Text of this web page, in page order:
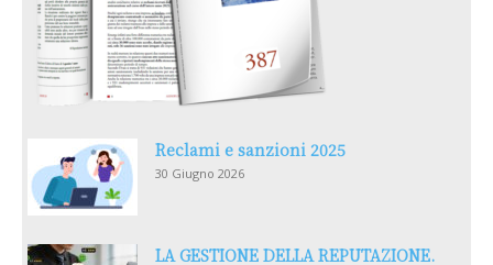
Reclami e sanzioni 2025
30 Giugno 2026
LA GESTIONE DELLA REPUTAZIONE.